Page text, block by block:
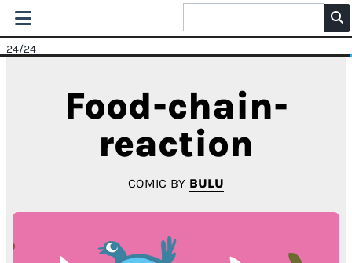
24/24
Food-chain-
reaction
COMIC BY BULU